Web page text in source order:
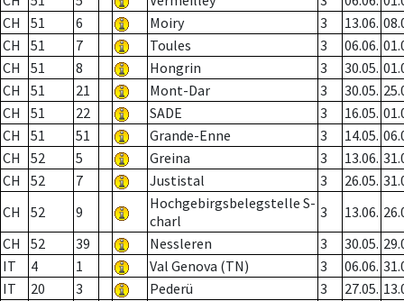
CH
51 6 Moiry 3 13.06.
CH
51 7 Toules 3 06.06.
CH
51 8 Hongrin 3 30.05.
CH
51 21 Mont-Dar 3 30.05.
CH
51 22 SADE 3 16.05.
CH
51 51 Grande-Enne 3 14.05.
CH
52 5 Greina 3 13.06.
CH
52 7 Justistal 3 26.05.
CH
52 9
Hochgebirgsbelegstelle S-
charl
3 13.06.
CH
52 39 Nessleren 3 30.05.
IT
4 1 Val Genova (TN) 3 06.06.
IT
20 3 Pederü 3 27.05.